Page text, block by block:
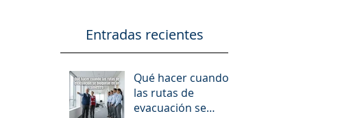
Entradas recientes
Qué hacer cuando
las rutas de
evacuación se